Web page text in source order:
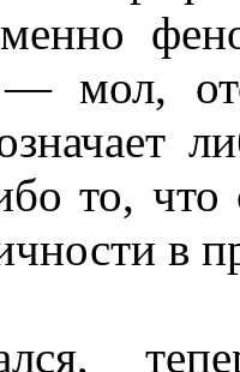
— мол,
то,
в